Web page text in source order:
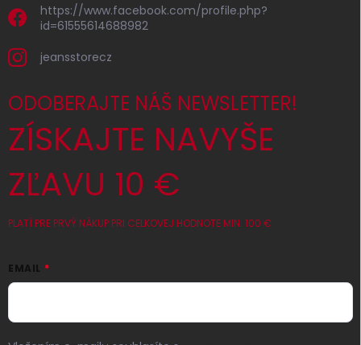
https://www.facebook.com/profile.php?
id=61555614688982
jeansstorecz
ODOBERAJTE NÁŠ NEWSLETTER!
ZÍSKAJTE NAVYŠE
ZĽAVU 10 €
PLATÍ PRE PRVÝ NÁKUP PRI CELKOVEJ HODNOTE MIN. 100 €
EMAIL